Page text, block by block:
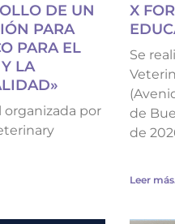
DE UN
PARA
PARA EL
LA
por
X
Se
de
de
Leer